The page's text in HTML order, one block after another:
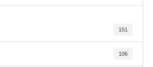
151
106